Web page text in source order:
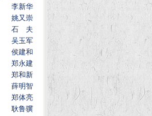
李新华
姚又崇
石 夫
吴玉军
侯建和
郑永建
郑和新
薛明智
郑体亮
耿鲁骥